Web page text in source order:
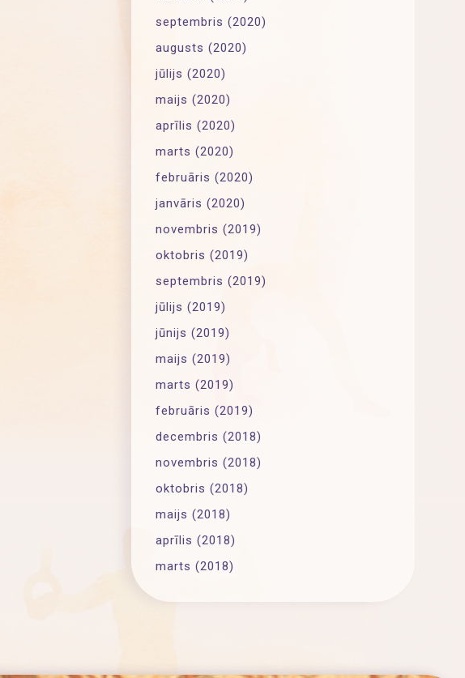
septembris (2020)
augusts (2020)
jūlijs (2020)
maijs (2020)
aprīlis (2020)
marts (2020)
februāris (2020)
janvāris (2020)
novembris (2019)
oktobris (2019)
septembris (2019)
jūlijs (2019)
jūnijs (2019)
maijs (2019)
marts (2019)
februāris (2019)
decembris (2018)
novembris (2018)
oktobris (2018)
maijs (2018)
aprīlis (2018)
marts (2018)